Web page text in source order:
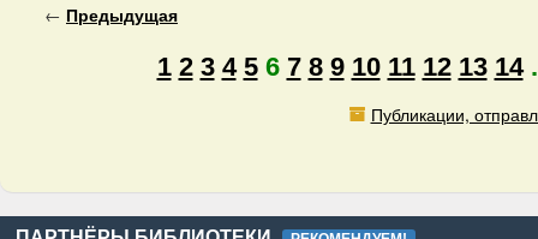
← Предыдущая
1 2 3 4 5 6 7 8 9 10 11 12 13 14
Публикации,